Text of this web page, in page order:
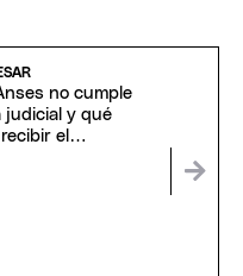
no cumple
judicial y qué
el